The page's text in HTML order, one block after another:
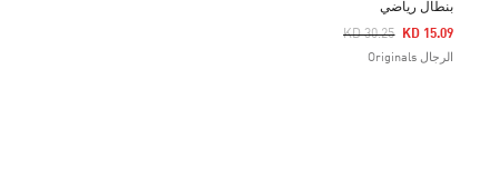
بنطال رياضي
Price Reduced From
KD 30.25
To KD 15.09
الرجال Originals